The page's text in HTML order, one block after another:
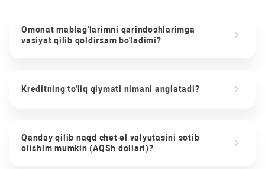
Omonat mablag'larimni qarindoshlarimga
vasiyat qilib qoldirsam bo'ladimi?
Kreditning to'liq qiymati nimani anglatadi?
Qanday qilib naqd chet el valyutasini sotib
olishim mumkin (AQSh dollari)?